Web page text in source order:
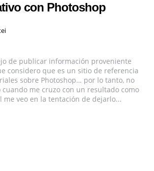
con Photoshop
de publicar información proveniente
considero que es un sitio de referencia
sobre Photoshop… por lo tanto, no
cuando me cruzo con un resultado como
me veo en la tentación de dejarlo...